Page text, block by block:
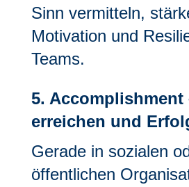
Sinn vermitteln,
Motivation und
Teams.
5. Accomplishment
erreichen und
Gerade in sozialen
öffentlichen